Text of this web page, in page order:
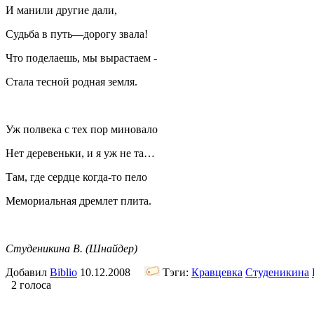
И манили другие дали,
Судьба в путь—дорогу звала!
Что поделаешь, мы вырастаем -
Стала тесной родная земля.
Уж полвека с тех пор миновало
Нет деревеньки, и я уж не та…
Там, где сердце когда-то пело
Мемориальная дремлет плита.
Студеникина В. (Шнайдер)
Добавил Biblio 10.12.2008 Тэги: Кравцевка Студеникина
2 голоса